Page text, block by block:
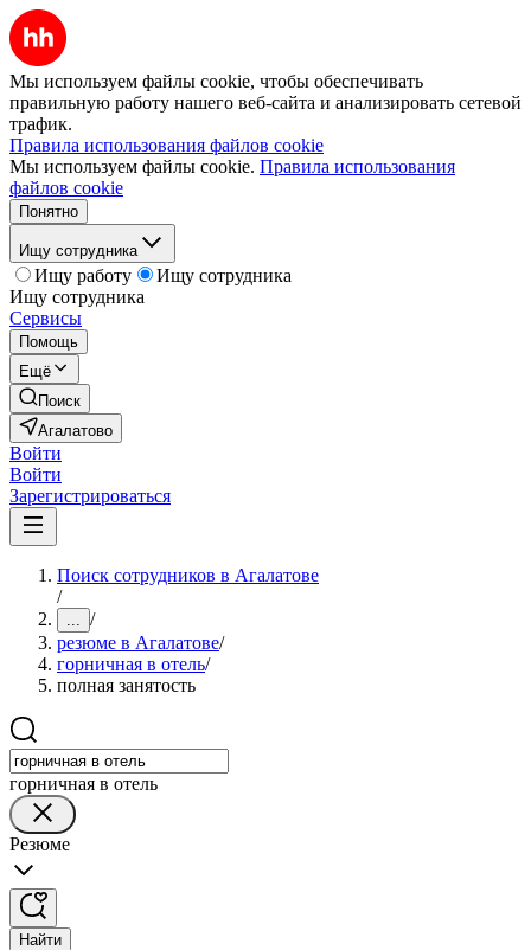
Мы используем файлы cookie, чтобы обеспечивать
правильную работу нашего веб-сайта и анализировать сетевой
трафик.
Правила использования файлов cookie
Мы используем файлы cookie. Правила использования
файлов cookie
Понятно
Ищу сотрудника
Ищу работу
Ищу сотрудника
Ищу сотрудника
Сервисы
Помощь
Ещё
Поиск
Агалатово
Войти
Войти
Зарегистрироваться
Поиск сотрудников в Агалатове
/
... /
резюме в Агалатове/
горничная в отель/
полная занятость
горничная в отель
Резюме
Найти